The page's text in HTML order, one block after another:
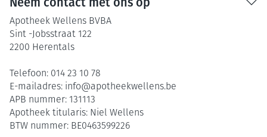
Apotheek Wellens BVBA
Sint -Jobsstraat 122
2200 Herentals
Telefoon: 014 23 10 78
E-mailadres: info@apotheekwellens.be
APB nummer: 131113
Apotheek titularis: Niel Wellens
BTW nummer: BE0463599226